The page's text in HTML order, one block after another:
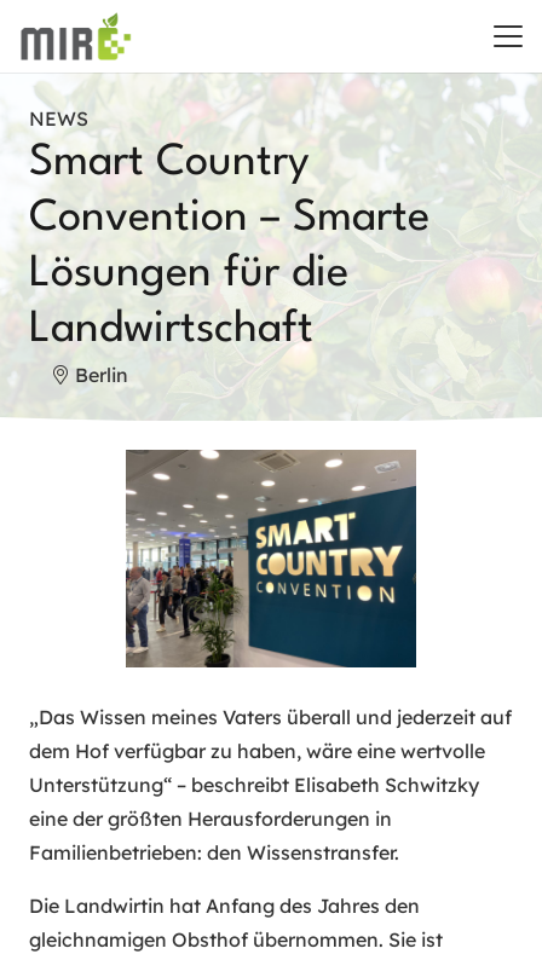
NEWS
Smart Country
Convention – Smarte
Lösungen für die
Landwirtschaft
Berlin
„Das Wissen meines Vaters überall und jederzeit auf
dem Hof verfügbar zu haben, wäre eine wertvolle
Unterstützung“ – beschreibt Elisabeth Schwitzky
eine der größten Herausforderungen in
Familienbetrieben: den Wissenstransfer.
Die Landwirtin hat Anfang des Jahres den
gleichnamigen Obsthof übernommen. Sie ist